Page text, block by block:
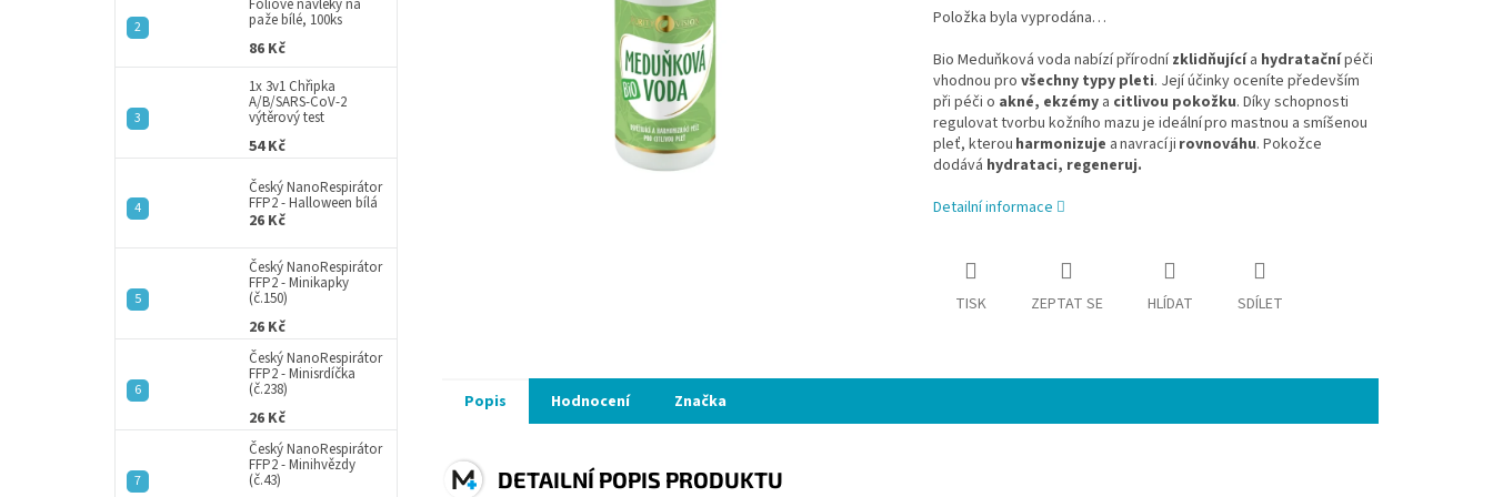
paže bílé, 100ks
86 Kč
1x 3v1 Chřipka
A/B/SARS-CoV-2
výtěrový test
54 Kč
Český NanoRespirátor
FFP2 - Halloween bílá
26 Kč
Český NanoRespirátor
FFP2 - Minikapky
(č.150)
26 Kč
Český NanoRespirátor
FFP2 - Minisrdíčka
(č.238)
26 Kč
Český NanoRespirátor
FFP2 - Minihvězdy
(č.43)
Položka byla vyprodána…
Bio Meduňková voda nabízí přírodnízklidňujícía hydratačnípéči
vhodnou pro všechny typy pleti. Její účinky oceníte především
při péči o akné, ekzémy a citlivou pokožku. Díky schopnosti
regulovat tvorbu kožního mazu je ideální pro mastnou a smíšenou
pleť, kterou harmonizuje a navrací ji rovnováhu. Pokožce
dodává hydrataci, regeneruj.
Detailní informace
TISK ZEPTAT SE HLÍDAT SDÍLET
Popis Hodnocení Značka
DETAILNÍ POPIS PRODUKTU